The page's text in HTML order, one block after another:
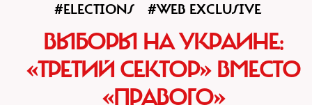
#ELECTIONS #WEB EXCLUSIVE
ВЫБОРЫ НА УКРАИНЕ:
«ТРЕТИЙ СЕКТОР» ВМЕСТО
«ПРАВОГО»